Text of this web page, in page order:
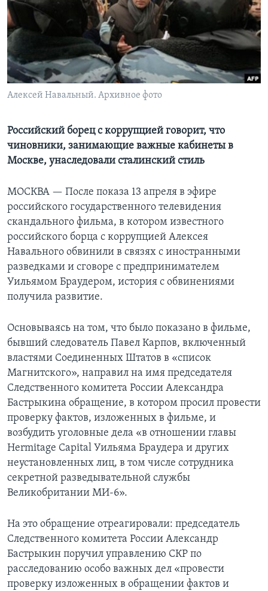
Learning English
СОЦИАЛЬНЫЕ СЕТИ
Алексей Навальный. Архивное фото
Российский борец с коррупцией говорит, что
чиновники, занимающие важные кабинеты в
Москве, унаследовали сталинский стиль
МОСКВА — После показа 13 апреля в эфире
российского государственного телевидения
скандального фильма, в котором известного
российского борца с коррупцией Алексея
Навального обвинили в связях с иностранными
разведками и сговоре с предпринимателем
Уильямом Браудером, история с обвинениями
получила развитие.
Основываясь на том, что было показано в фильме,
бывший следователь Павел Карпов, включенный
властями Соединенных Штатов в «список
Магнитского», направил на имя председателя
Следственного комитета России Александра
Бастрыкина обращение, в котором просил провести
проверку фактов, изложенных в фильме, и
возбудить уголовные дела «в отношении главы
Hermitage Capital Уильяма Браудера и других
неустановленных лиц, в том числе сотрудника
секретной разведывательной службы
Великобритании МИ-6».
На это обращение отреагировали: председатель
Следственного комитета России Александр
Бастрыкин поручил управлению СКР по
расследованию особо важных дел «провести
проверку изложенных в обращении фактов и